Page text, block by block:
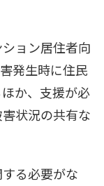
ョン居住者向
発生時に住民
か、支援が必
状況の共有な
る必要がな